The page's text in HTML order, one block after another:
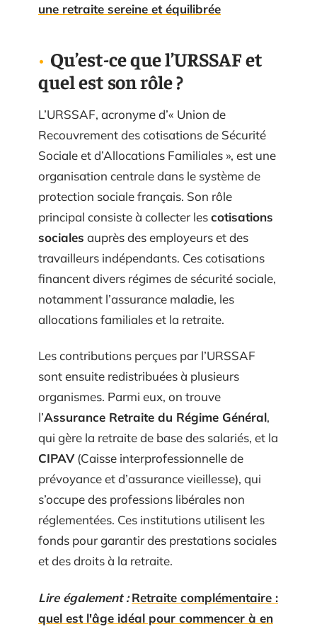
une retraite sereine et équilibrée
Qu’est-ce que l’URSSAF et
quel est son rôle ?
L’URSSAF, acronyme d’« Union de
Recouvrement des cotisations de Sécurité
Sociale et d’Allocations Familiales », est une
organisation centrale dans le système de
protection sociale français. Son rôle
principal consiste à collecter lescotisations
sociales auprès des employeurs et des
travailleurs indépendants. Ces cotisations
financent divers régimes de sécurité sociale,
notamment l’assurance maladie, les
allocations familiales et la retraite.
Les contributions perçues par l’URSSAF
sont ensuite redistribuées à plusieurs
organismes. Parmi eux, on trouve
l’Assurance Retraite du Régime Général,
qui gère la retraite de base des salariés, et la
CIPAV(Caisse interprofessionnelle de
prévoyance et d’assurance vieillesse), qui
s’occupe des professions libérales non
réglementées. Ces institutions utilisent les
fonds pour garantir des prestations sociales
et des droits à la retraite.
Lire également : Retraite complémentaire :
quel est l'âge idéal pour commencer à en